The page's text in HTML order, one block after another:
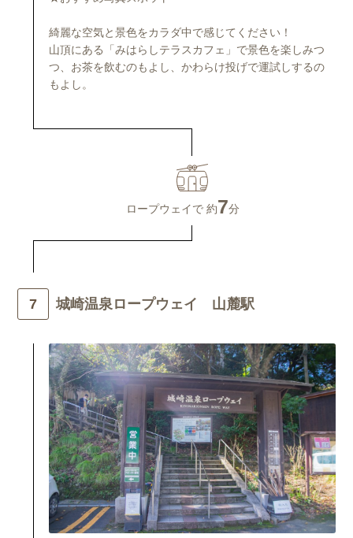
綺麗な空気と景色をカラダ中で感じてください！
山頂にある「みはらしテラスカフェ」で景色を楽しみつ
つ、お茶を飲むのもよし、かわらけ投げで運試しするの
もよし。
ロープウェイで 約7分
城崎温泉ロープウェイ 山麓駅